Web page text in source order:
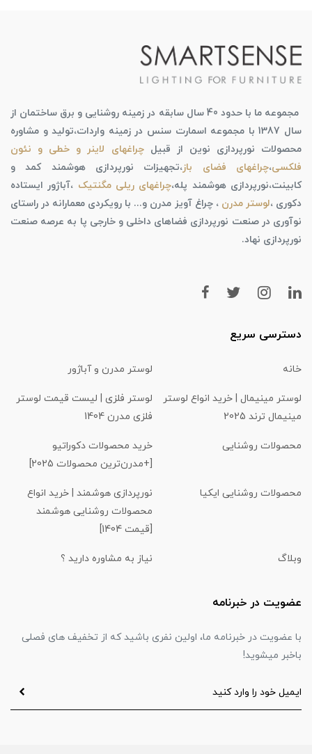
مجموعه ما با حدود 40 سال سابقه در زمینه روشنایی و برق ساختمان از
سال 1387 با مجموعه اسمارت سنس در زمینه واردات،تولید و مشاوره
محصولات نورپردازی نوین از قبیلچراغهای لاینر و خطی و نئون
فلکسی،چراغهای فضای باز،تجهیزات نورپردازی هوشمند کمد و
کابینت،نورپردازی هوشمند پله،چراغهای ریلی مگنتیک ،آباژور ایستاده
دکوری ،لوستر مدرن ، چراغ آویز مدرن و... با رویکردی معمارانه در راستای
نوآوری در صنعت نورپردازی فضاهای داخلی و خارجی پا به عرصه صنعت
نورپردازی نهاد.
دسترسی سریع
خانه لوستر مدرن و آباژور
لوستر مینیمال | خرید انواع لوستر
مینیمال ترند 2025
لوستر فلزی | لیست قیمت لوستر
فلزی مدرن 1404
محصولات روشنایی
خرید محصولات دکوراتیو
[+مدرن‌ترین محصولات 2025]
محصولات روشنایی ایکیا
نورپردازی هوشمند | خرید انواع
محصولات روشنایی هوشمند
[قیمت 1404]
وبلاگ نیاز به مشاوره دارید ؟
عضویت در خبرنامه
با عضویت در خبرنامه ما، اولین نفری باشید که از تخفیف های فصلی
باخبر میشوید!